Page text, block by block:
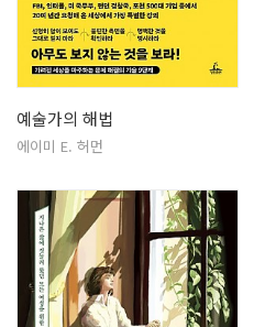
예술가의 해법
에이미 E. 허먼